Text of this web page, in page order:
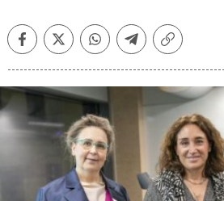
FacebookTwitterWhatsappTelegramCopiar